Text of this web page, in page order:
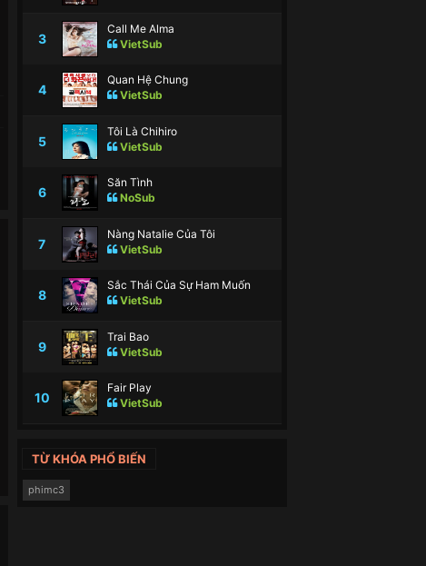
3
Call Me Alma
VietSub
4
Quan Hệ Chung
VietSub
5
Tôi Là Chihiro
VietSub
6
Săn Tình
NoSub
7
Nàng Natalie Của Tôi
VietSub
8
Sắc Thái Của Sự Ham Muốn
VietSub
9
Trai Bao
VietSub
10
Fair Play
VietSub
TỪ KHÓA PHỔ BIẾN
phimc3